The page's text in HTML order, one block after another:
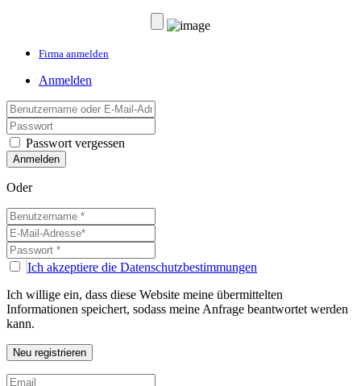
Firma anmelden
Anmelden
Passwort vergessen
Oder
Ich akzeptiere die Datenschutzbestimmungen
Ich willige ein, dass diese Website meine übermittelten
Informationen speichert, sodass meine Anfrage beantwortet werden
kann.